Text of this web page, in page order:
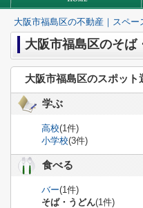
大阪市福島区の不動産｜スペー
大阪市福島区のそば
大阪市福島区のスポット
学ぶ
高校(1件)
小学校(3件)
食べる
バー(1件)
そば・うどん(1件)